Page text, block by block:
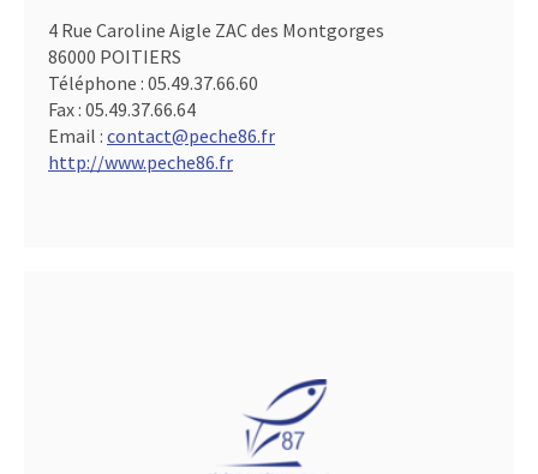
4 Rue Caroline Aigle ZAC des Montgorges
86000 POITIERS
Téléphone : 05.49.37.66.60
Fax : 05.49.37.66.64
Email : contact@peche86.fr
http://www.peche86.fr